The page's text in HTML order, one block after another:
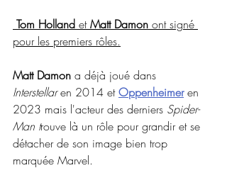
Tom Holland et Matt Damon ont signé
pour les premiers rôles.
Matt Damon a déjà joué dans
Interstellar en 2014 et Oppenheimer en
2023 mais l'acteur des derniers Spider-
Man trouve là un rôle pour grandir et se
détacher de son image bien trop
marquée Marvel.